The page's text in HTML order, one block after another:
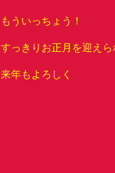
もういっちょう！
すっきりお正月を迎えら
来年もよろしく